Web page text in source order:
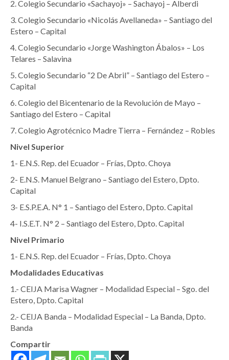
2. Colegio Secundario «Sachayoj» – Sachayoj – Alberdi
3. Colegio Secundario «Nicolás Avellaneda» – Santiago del
Estero – Capital
4. Colegio Secundario «Jorge Washington Ábalos» – Los
Telares – Salavina
5. Colegio Secundario “2 De Abril” – Santiago del Estero –
Capital
6. Colegio del Bicentenario de la Revolución de Mayo –
Santiago del Estero – Capital
7. Colegio Agrotécnico Madre Tierra – Fernández – Robles
Nivel Superior
1- E.N.S. Rep. del Ecuador – Frías, Dpto. Choya
2- E.N.S. Manuel Belgrano – Santiago del Estero, Dpto.
Capital
3- E.S.P.E.A. N° 1 – Santiago del Estero, Dpto. Capital
4- I.S.E.T. N° 2 – Santiago del Estero, Dpto. Capital
Nivel Primario
1- E.N.S. Rep. del Ecuador – Frías, Dpto. Choya
Modalidades Educativas
1.- CEIJA Marisa Wagner – Modalidad Especial – Sgo. del
Estero, Dpto. Capital
2.- CEIJA Banda – Modalidad Especial – La Banda, Dpto.
Banda
Compartir